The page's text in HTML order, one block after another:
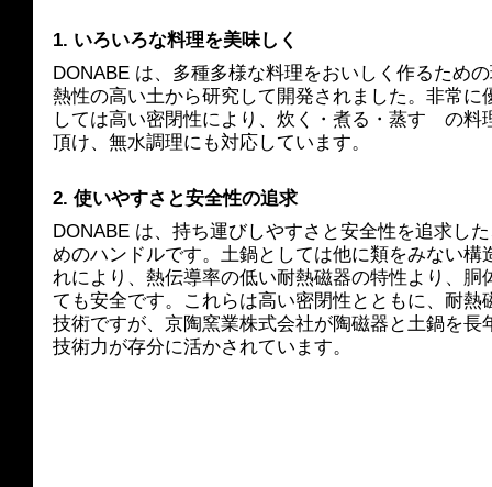
1. いろいろな料理を美味しく
DONABE は、多種多様な料理をおいしく作るため
熱性の高い土から研究して開発されました。非常に
しては高い密閉性により、炊く・煮る・蒸す　の
頂け、無水調理にも対応しています。
2. 使いやすさと安全性の追求
DONABE は、持ち運びしやすさと安全性を追求し
めのハンドルです。土鍋としては他に類をみない構
れにより、熱伝導率の低い耐熱磁器の特性より、胴
ても安全です。これらは高い密閉性とともに、耐
技術ですが、京陶窯業株式会社が陶磁器と土鍋を長
技術力が存分に活かされています。